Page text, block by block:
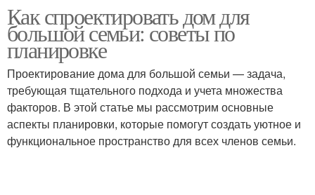
Дом для уюта Гаммы для комфорта
Уют в доме
Как спроектировать дом для
большой семьи: советы по
планировке
Проектирование дома для большой семьи — задача,
требующая тщательного подхода и учета множества
факторов. В этой статье мы рассмотрим основные
аспекты планировки, которые помогут создать уютное и
функциональное пространство для всех членов семьи.